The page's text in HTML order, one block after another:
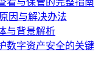
看与保管的完整指南
因与解决办法
与背景解析
数字资产安全的关键